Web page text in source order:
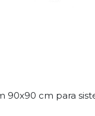
90x90 cm para